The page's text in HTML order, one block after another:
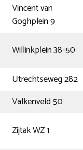
Vincent van
Goghplein 9
Willinkplein 38-50
Utrechtseweg 282
Valkenveld 50
Zijtak WZ 1